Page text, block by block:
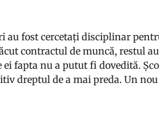
au fost cercetați disciplinar
contractul de muncă, restul
fapta nu a putut fi dovedită.
dreptul de a mai preda. Un